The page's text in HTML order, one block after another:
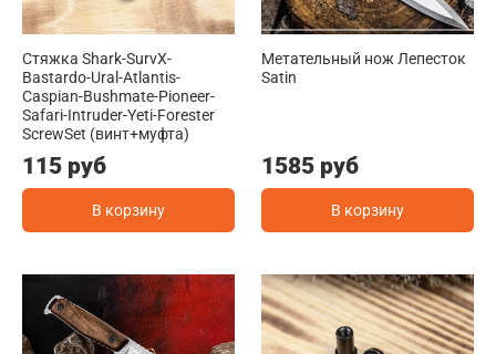
Стяжка Shark-SurvX-
Bastardo-Ural-Atlantis-
Caspian-Bushmate-Pioneer-
Safari-Intruder-Yeti-Forester
ScrewSet (винт+муфта)
115 руб
В корзину
Метательный нож Лепесток
Satin
1585 руб
В корзину